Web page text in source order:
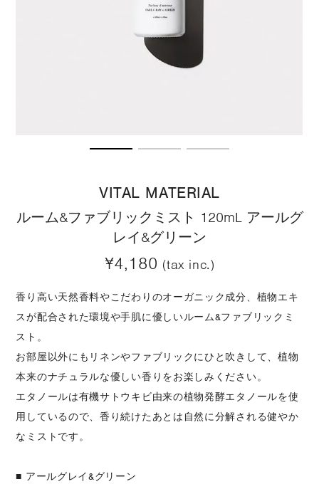
VITAL MATERIAL
ルーム&ファブリックミスト 120mL アールグ
レイ&グリーン
¥4,180 (tax inc.)
香り高い天然香料やこだわりのオーガニック成分、植物エキ
スが配合された環境や手肌に優しいルーム&ファブリックミ
スト。
お部屋以外にもリネンやファブリックにひと吹きして、植物
本来のナチュラルな優しい香りをお楽しみください。
エタノールは有機サトウキビ由来の植物発酵エタノールを使
用しているので、香り続けたあとは自然に分解される健やか
なミストです。
■ アールグレイ&グリーン